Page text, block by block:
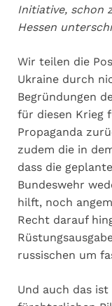
Initiative, schon
Hessen
Wir teilen die
Ukraine durch
Begründungen
für diesen Krieg
Propaganda
zudem die in
dass die
Bundeswehr
hilft, noch
Recht darauf
russischen um
Und auch das